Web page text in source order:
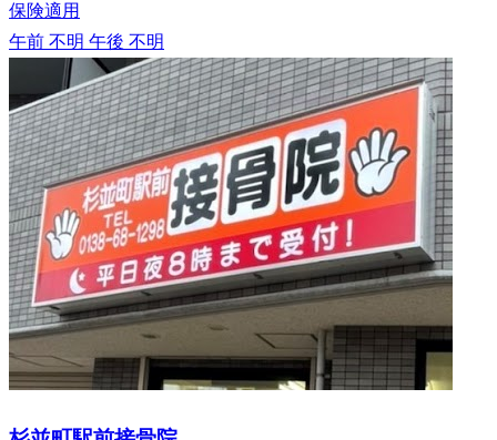
保険適用
午前 不明 午後 不明